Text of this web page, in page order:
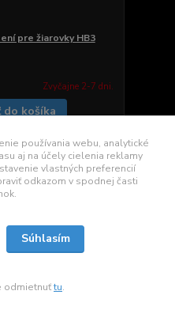
pre žiarovky HB3
Zvyčajne 2-7 dni.
do košíka
používania webu, analytické
aj na účely cielenia reklamy
vlastných preferencií
odkazom v spodnej časti
Súhlasím
odmietnuťtu.